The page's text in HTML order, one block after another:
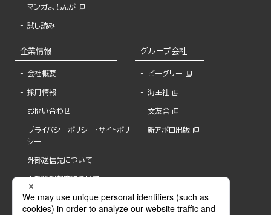
マンガよもんが
試し読み
企業情報
会社概要
採用情報
お問い合わせ
プライバシーポリシー・サイトポリ
シー
外部送信先について
内部通報制度について
グループ会社
ビーグリー
海王社
文友舎
新アポロ出版